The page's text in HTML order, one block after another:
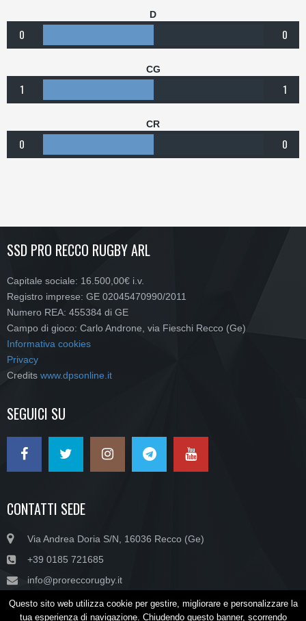
D
0 0
CG
1 1
CR
0 0
SSD PRO RECCO RUGBY ARL
Capitale sociale: 16.500,00€ i.v.
Registro imprese: GE 02045470990/2011
Numero REA: 455384 di GE
Campo di gioco: Carlo Androne, via Fieschi Recco (Ge)
Informativa cookies
Privacy
Credits www.dpsonline.it
SEGUICI SU
CONTATTI SEDE
Via Andrea Doria S/N, 16036 Recco (Ge)
+39 0185 721685
info@proreccorugby.it
Questo sito web utilizza cookie per gestire, migliorare e personalizzare la
tua esperienza di navigazione. Chiudendo questo banner, scorrendo